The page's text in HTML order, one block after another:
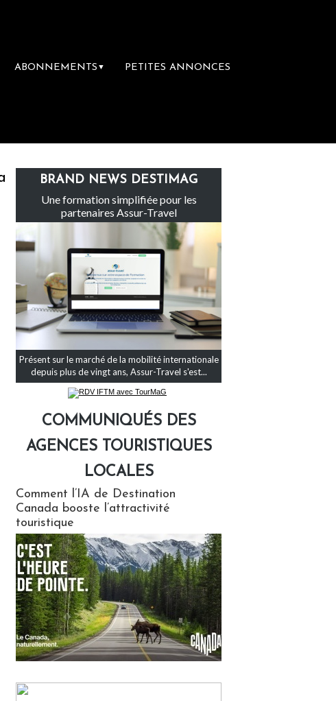
ABONNEMENTS ▼ PETITES ANNONCES
Le groupe Sainte-Claire rachète Eden Tour
BRAND NEWS DESTIMAG
Une formation simplifiée pour les
partenaires Assur-Travel
Présent sur le marché de la mobilité internationale
depuis plus de vingt ans, Assur-Travel s'est...
COMMUNIQUÉS DES
AGENCES TOURISTIQUES
LOCALES
Comment l’IA de Destination
Canada booste l’attractivité
touristique